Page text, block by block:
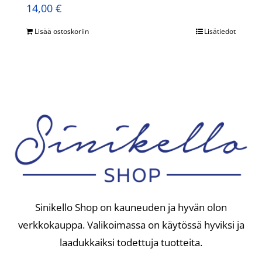
14,00 €
Lisää ostoskoriin Lisätiedot
Sinikello Shop on kauneuden ja hyvän olon
verkkokauppa. Valikoimassa on käytössä hyviksi ja
laadukkaiksi todettuja tuotteita.